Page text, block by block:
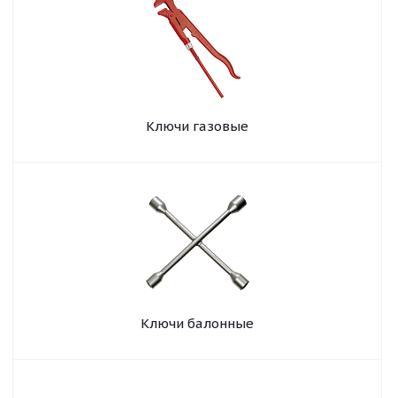
Ключи газовые
Ключи балонные